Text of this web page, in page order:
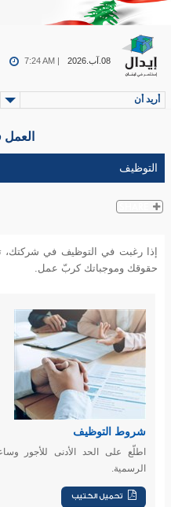
08.آب.2026 7:24 AM |
أريد أن
إذا رغبت في التوظيف في شركتك،
حقوقك وموجباتك كربّ عمل.
شروط التوظيف
اطلّع على الحد الأدنى للأجور
الرسمية.